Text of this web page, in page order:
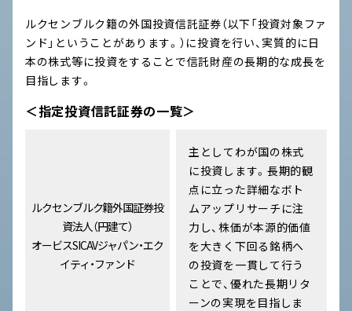
ルクセンブルク籍の外国投資信託証券（以下「投資対象ファ
ンド」ということがあります。）に投資を行い、実質的に日
本の株式等に投資をすることで信託財産の長期的な成長を
目指します。
＜指定投資信託証券の一覧＞
ルクセンブルク籍外国証券投
資法人（円建て）
オービスSICAVジャパン・エク
イティ・ファンド
主としてわが国の株式
に投資します。長期的観
点に立った詳細なボト
ムアップリサーチに注
力し、株価が本源的価値
を大きく下回る銘柄へ
の投資を一貫して行う
ことで、優れた長期リタ
ーンの実現を目指しま